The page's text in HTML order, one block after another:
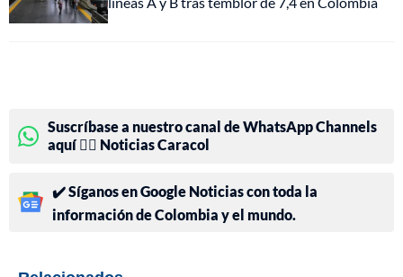
Suscríbase a nuestro canal de WhatsApp Channels
aquí 👉🏻 Noticias Caracol
✔️ Síganos en Google Noticias con toda la
información de Colombia y el mundo.